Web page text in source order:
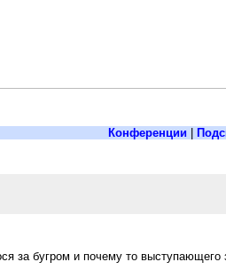
Конференции
за бугром и почему то выступающего